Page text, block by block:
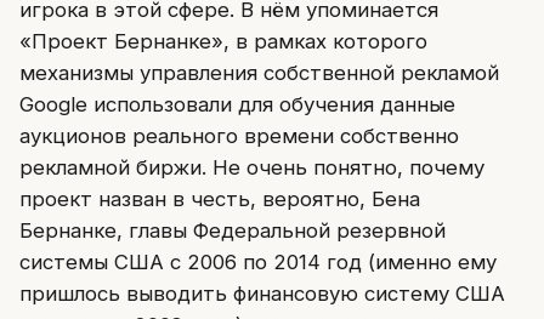
игрока в этой сфере. В нём упоминается
«Проект Бернанке», в рамках которого
механизмы управления собственной рекламой
Google использовали для обучения данные
аукционов реального времени собственно
рекламной биржи. Не очень понятно, почему
проект назван в честь, вероятно, Бена
Бернанке, главы Федеральной резервной
системы США с 2006 по 2014 год (именно ему
пришлось выводить финансовую систему США